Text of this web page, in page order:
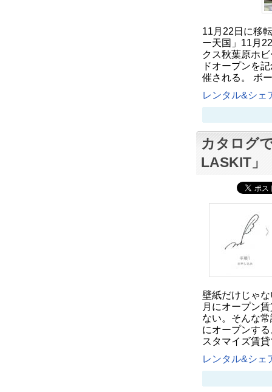
11月22日に移
ー天国」11月
クス秋葉原ホ
ドオープンを
催される。 ボ
レンタル&シェ
カタログ
LASKIT
壁紙だけじゃ
月にオープン
ない。そんな
にオープンす
スタマイズ賃
レンタル&シェ